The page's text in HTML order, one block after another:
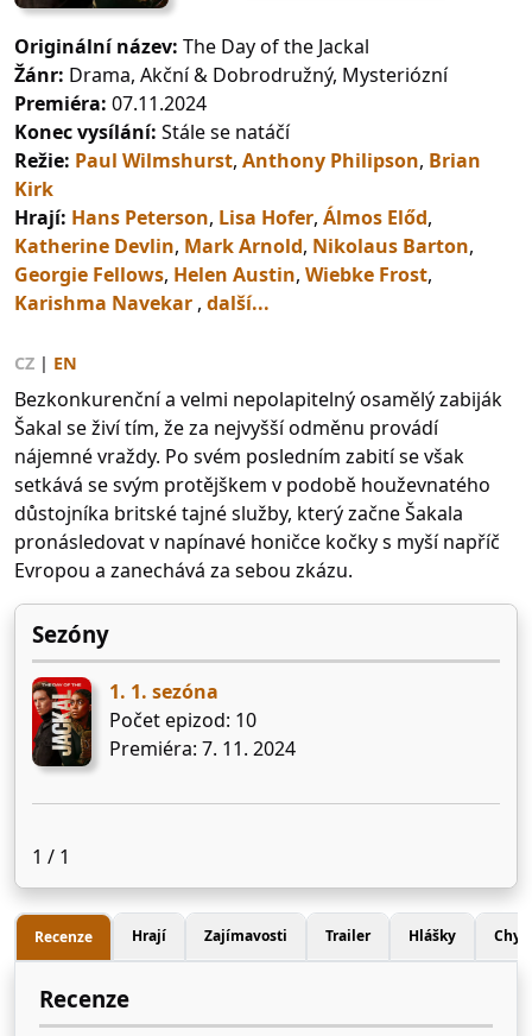
Originální název: The Day of the Jackal
Žánr: Drama, Akční & Dobrodružný, Mysteriózní
Premiéra: 07.11.2024
Konec vysílání: Stále se natáčí
Režie: Paul Wilmshurst, Anthony Philipson, Brian
Kirk
Hrají: Hans Peterson, Lisa Hofer, Álmos Előd,
Katherine Devlin, Mark Arnold, Nikolaus Barton,
Georgie Fellows, Helen Austin, Wiebke Frost,
Karishma Navekar , další...
CZ | EN
Bezkonkurenční a velmi nepolapitelný osamělý zabiják
Šakal se živí tím, že za nejvyšší odměnu provádí
nájemné vraždy. Po svém posledním zabití se však
setkává se svým protějškem v podobě houževnatého
důstojníka britské tajné služby, který začne Šakala
pronásledovat v napínavé honičce kočky s myší napříč
Evropou a zanechává za sebou zkázu.
Sezóny
1. 1. sezóna
Počet epizod: 10
Premiéra: 7. 11. 2024
1 / 1
Recenze Hrají Zajímavosti Trailer Hlášky
Recenze